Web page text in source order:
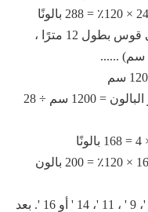
كمثال آخر ، افترض أن هناك حاجة إلى قوس بطول 12 مترًا ،
2. الطول الإجمالي مقسومًا على قطر البالون = 1200 سم ÷ 28
4. زيادة العدد الإجمالي بنسبة 20٪ = 168 × 120٪ = 200 بالون
الأحجام القياسية لأقطار البالون هي 5 '، 9 ' ، 11 '، 14 ' أو 16 '. بعد